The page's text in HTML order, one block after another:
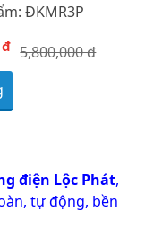
ĐKMR3P
đ 5,800,000 đ
điện Lộc Phát,
tự động, bền